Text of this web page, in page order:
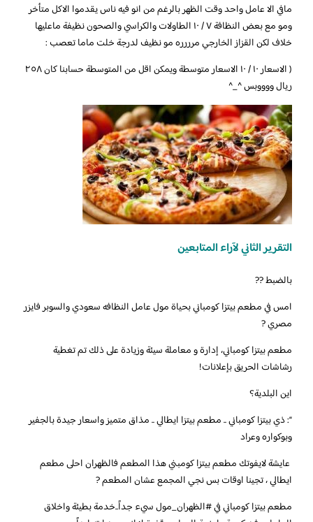
مافي الا عامل واحد وقت الظهر بالرغم من انو فيه ناس يقدموا الاكل متأخر
ومو مع بعض النظافة ٧ / ١٠ الطاولات والكراسي والصحون نظيفة ماعليها
خلاف لكن القزاز الخارجي مرررره مو نظيف لدرجة خلت ماما تعصب :
( الاسعار ١٠ / ١٠ الاسعار متوسطة ويمكن اقل من المتوسطة حسابنا كان ٢٥٨
ريال ووووبس ^_^
التقرير الثاني لآراء المتابعين
‏بالضبط ??
امس في مطعم بيتزا كومباني بحياة مول عامل النظافه سعودي والسوبر فايزر
مصري ?
‏مطعم بيتزا كومباني، إدارة و معاملة سيئة وزيادة على ذلك تم تغطية
رشاشات الحريق بإعلانات!
اين البلدية؟
‏“: ذي بيتزا كومباني .. مطعم بيتزا ايطالي .. مذاق متميز واسعار جيدة بالجفير
وبوكواره وعراد
‏‎ عايشة لايفوتك مطعم بيتزا كومبني هذا المطعم فالظهران احلى مطعم
ايطالي ، تجينا اوقات بس نجي المجمع عشان المطعم ?
‏مطعم بيتزا كومباني في ‎#الظهران_مول سيء جداً..خدمة بطيئة واخلاق